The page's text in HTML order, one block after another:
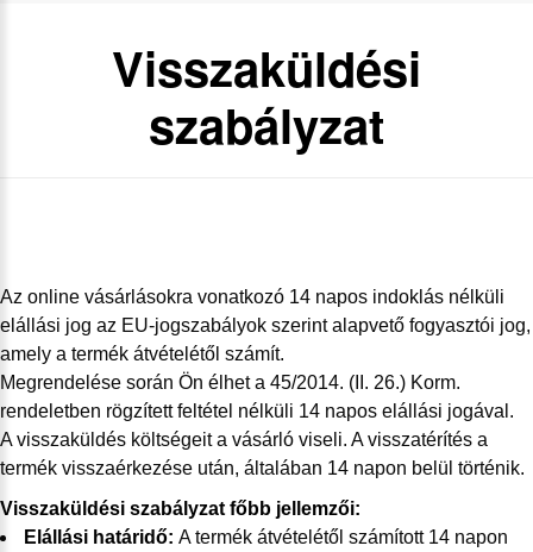
Visszaküldési
szabályzat
Az online vásárlásokra vonatkozó 14 napos indoklás nélküli
elállási jog az EU-jogszabályok szerint alapvető fogyasztói jog,
amely a termék átvételétől számít.
Megrendelése során Ön élhet a 45/2014. (II. 26.) Korm.
rendeletben rögzített feltétel nélküli 14 napos elállási jogával.
A visszaküldés költségeit a vásárló viseli. A visszatérítés a
termék visszaérkezése után, általában 14 napon belül történik.
Visszaküldési szabályzat főbb jellemzői:
Elállási határidő: A termék átvételétől számított 14 napon